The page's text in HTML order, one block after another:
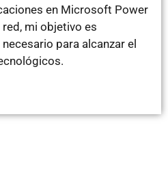
en Microsoft Power
mi objetivo es
para alcanzar el